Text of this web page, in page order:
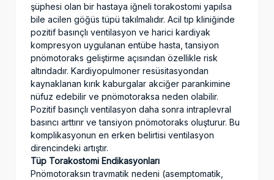
şüphesi olan bir hastaya iğneli torakostomi yapılsa
bile acilen göğüs tüpü takılmalıdır. Acil tıp kliniğinde
pozitif basınçlı ventilasyon ve harici kardiyak
kompresyon uygulanan entübe hasta, tansiyon
pnömotoraks geliştirme açısından özellikle risk
altındadır. Kardiyopulmoner resüsitasyondan
kaynaklanan kırık kaburgalar akciğer parankimine
nüfuz edebilir ve pnömotoraksa neden olabilir.
Pozitif basınçlı ventilasyon daha sonra intraplevral
basıncı arttırır ve tansiyon pnömotoraks oluşturur. Bu
komplikasyonun en erken belirtisi ventilasyon
direncindeki artıştır.
Tüp Torakostomi Endikasyonları
Pnömotoraksın travmatik nedeni (asemptomatik,